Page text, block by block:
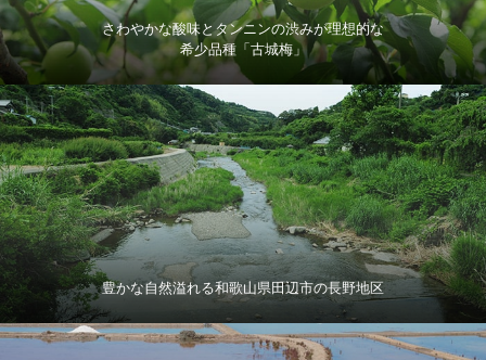
さわやかな酸味とタンニンの渋みが理想的な
希少品種「古城梅」
豊かな自然溢れる和歌山県田辺市の長野地区